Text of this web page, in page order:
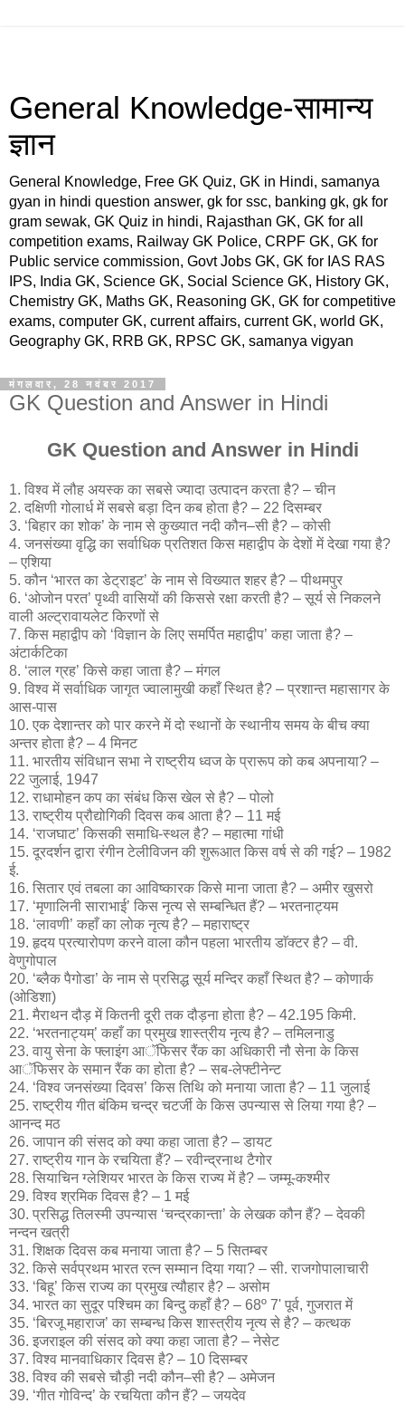
General Knowledge-सामान्य
ज्ञान
General Knowledge, Free GK Quiz, GK in Hindi, samanya
gyan in hindi question answer, gk for ssc, banking gk, gk for
gram sewak, GK Quiz in hindi, Rajasthan GK, GK for all
competition exams, Railway GK Police, CRPF GK, GK for
Public service commission, Govt Jobs GK, GK for IAS RAS
IPS, India GK, Science GK, Social Science GK, History GK,
Chemistry GK, Maths GK, Reasoning GK, GK for competitive
exams, computer GK, current affairs, current GK, world GK,
Geography GK, RRB GK, RPSC GK, samanya vigyan
मंगलवार, 28 नवंबर 2017
GK Question and Answer in Hindi
GK Question and Answer in Hindi
1. विश्व में लौह अयस्क का सबसे ज्यादा उत्पादन करता है? – चीन
2. दक्षिणी गोलार्ध में सबसे बड़ा दिन कब होता है? – 22 दिसम्बर
3. ‘बिहार का शोक’ के नाम से कुख्यात नदी कौन–सी है? – कोसी
4. जनसंख्या वृद्धि का सर्वाधिक प्रतिशत किस महाद्वीप के देशों में देखा गया है?
– एशिया
5. कौन ‘भारत का डेट्राइट’ के नाम से विख्यात शहर है? – पीथमपुर
6. ‘ओजोन परत’ पृथ्वी वासियों की किससे रक्षा करती है? – सूर्य से निकलने
वाली अल्ट्रावायलेट किरणों से
7. किस महाद्वीप को ‘विज्ञान के लिए समर्पित महाद्वीप’ कहा जाता है? –
अंटार्कटिका
8. ‘लाल ग्रह’ किसे कहा जाता है? – मंगल
9. विश्व में सर्वाधिक जागृत ज्वालामुखी कहाँ स्थित है? – प्रशान्त महासागर के
आस-पास
10. एक देशान्तर को पार करने में दो स्थानों के स्थानीय समय के बीच क्या
अन्तर होता है? – 4 मिनट
11. भारतीय संविधान सभा ने राष्ट्रीय ध्वज के प्रारूप को कब अपनाया? –
22 जुलाई, 1947
12. राधामोहन कप का संबंध किस खेल से है? – पोलो
13. राष्ट्रीय प्रौद्योगिकी दिवस कब आता है? – 11 मई
14. ‘राजघाट’ किसकी समाधि-स्थल है? – महात्मा गांधी
15. दूरदर्शन द्वारा रंगीन टेलीविजन की शुरूआत किस वर्ष से की गई? – 1982
ई.
16. सितार एवं तबला का आविष्कारक किसे माना जाता है? – अमीर खुसरो
17. ‘मृणालिनी साराभाई’ किस नृत्य से सम्बन्धित हैं? – भरतनाट्यम
18. ‘लावणी’ कहाँ का लोक नृत्य है? – महाराष्ट्र
19. हृदय प्रत्यारोपण करने वाला कौन पहला भारतीय डाॅक्टर है? – वी.
वेणुगोपाल
20. ‘ब्लैक पैगोडा’ के नाम से प्रसिद्ध सूर्य मन्दिर कहाँ स्थित है? – कोणार्क
(ओडिशा)
21. मैराथन दौड़ में कितनी दूरी तक दौड़ना होता है? – 42.195 किमी.
22. ‘भरतनाट्यम्’ कहाँ का प्रमुख शास्त्रीय नृत्य है? – तमिलनाडु
23. वायु सेना के फ्लाइंग आॅफिसर रैंक का अधिकारी नौ सेना के किस
आॅफिसर के समान रैंक का होता है? – सब-लेफ्टीनेन्ट
24. ‘विश्व जनसंख्या दिवस’ किस तिथि को मनाया जाता है? – 11 जुलाई
25. राष्ट्रीय गीत बंकिम चन्द्र चटर्जी के किस उपन्यास से लिया गया है? –
आनन्द मठ
26. जापान की संसद को क्या कहा जाता है? – डायट
27. राष्ट्रीय गान के रचयिता हैं? – रवीन्द्रनाथ टैगोर
28. सियाचिन ग्लेशियर भारत के किस राज्य में है? – जम्मू-कश्मीर
29. विश्व श्रमिक दिवस है? – 1 मई
30. प्रसिद्ध तिलस्मी उपन्यास ‘चन्द्रकान्ता’ के लेखक कौन हैं? – देवकी
नन्दन खत्री
31. शिक्षक दिवस कब मनाया जाता है? – 5 सितम्बर
32. किसे सर्वप्रथम भारत रत्न सम्मान दिया गया? – सी. राजगोपालाचारी
33. ‘बिहू’ किस राज्य का प्रमुख त्यौहार है? – असोम
34. भारत का सुदूर पश्चिम का बिन्दु कहाँ है? – 68º 7' पूर्व, गुजरात में
35. ‘बिरजू महाराज’ का सम्बन्ध किस शास्त्रीय नृत्य से है? – कत्थक
36. इजराइल की संसद को क्या कहा जाता है? – नेसेट
37. विश्व मानवाधिकार दिवस है? – 10 दिसम्बर
38. विश्व की सबसे चौड़ी नदी कौन–सी है? – अमेजन
39. ‘गीत गोविन्द’ के रचयिता कौन हैं? – जयदेव